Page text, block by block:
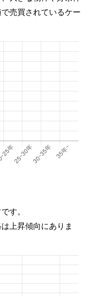
売買されているケー
す。
上昇傾向にありま